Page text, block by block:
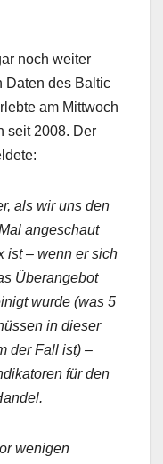
noch weiter
Daten des Baltic
am Mittwoch
seit 2008. Der
als wir uns den
angeschaut
ist – wenn er sich
Überangebot
wurde (was 5
in dieser
der Fall ist) –
für den
wenigen